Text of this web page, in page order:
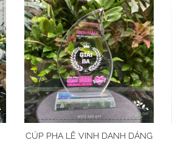
CÚP PHA LÊ VINH DANH DÁNG